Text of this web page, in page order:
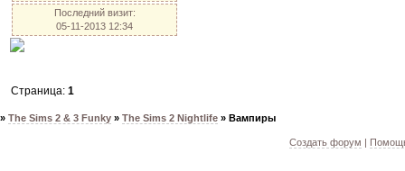
Последний визит:
05-11-2013 12:34
Страница:1
» The Sims 2 & 3 Funky » The Sims 2 Nightlife » Вампиры
Создать форум |